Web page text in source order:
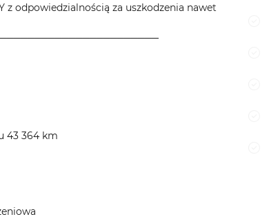
z odpowiedzialnością za uszkodzenia nawet
43 364 km